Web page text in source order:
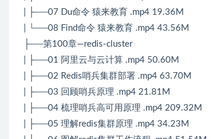
| ├──07 Du命令 猿来教育 .mp4 19.36M
| └──08 Find命令 猿来教育 .mp4 43.56M
├──第100章—redis-cluster
| ├──01 阿里云与云计算 .mp4 50.60M
| ├──02 Redis哨兵集群部署 .mp4 63.70M
| ├──03 回顾哨兵原理 .mp4 21.81M
| ├──04 梳理哨兵高可用原理 .mp4 209.32M
| ├──05 理解redis集群原理 .mp4 34.23M